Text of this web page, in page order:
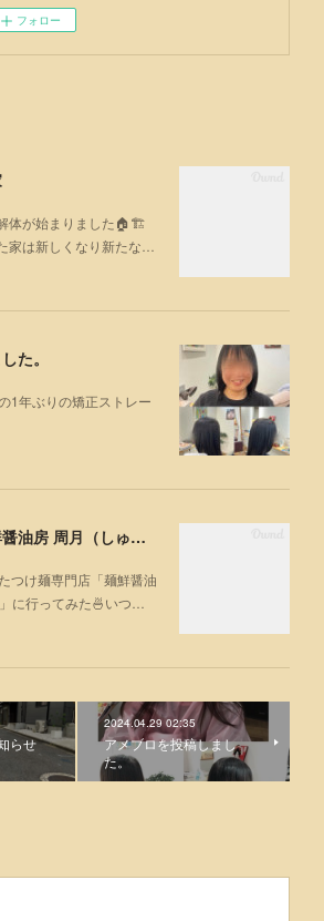
フォロー
体が始まりました🏠🏗
家は新しくなり新たな…
た。
1年ぶりの矯正ストレー
つけ麺専門店「麺鮮醤油房 周月（しゅうげつ）」⁡ に行ってみた🍜
つけ麺専門店「麺鮮醤油
に行ってみた🍜いつ…
らせ
2024.04.29 02:35
アメブロを投稿しまし
た。